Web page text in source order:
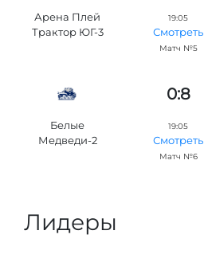
Арена Плей
Трактор ЮГ-3
19:05
Смотреть
Матч №5
0:8
Белые
Медведи-2
19:05
Смотреть
Матч №6
Лидеры